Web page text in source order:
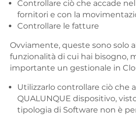
Controllare ciò che accade
fornitori e con la
Controllare le fatture
Ovviamente, queste sono solo
funzionalità di cui hai bisogno,
importante un gestionale in
Utilizzarlo controllare ciò che
QUALUNQUE dispositivo,
tipologia di Software non è